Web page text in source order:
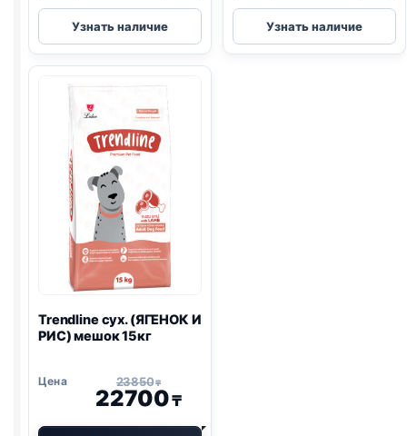
Chappi
сух.
(ГОВЯДИНА
600г
Узнать наличие
Reflex
сух.
(КРУПНЫЕ
Узнать наличие
Trendline сух. (ЯГЕНОК И
РИС) мешок 15кг
23850₸
22700₸